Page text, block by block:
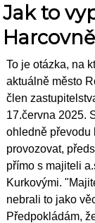
Jak to
Harcovně
To je otázka, na
aktuálně město
člen
17.června 2025.
ohledně převodu
provozovat,
přímo s majiteli
Kurkovými.
nebrali to jako
Předpokládám,